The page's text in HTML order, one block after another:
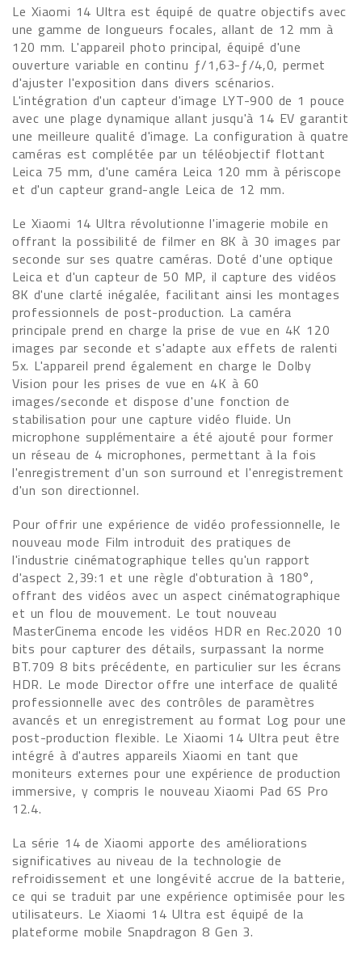
Le Xiaomi 14 Ultra est équipé de quatre objectifs avec
une gamme de longueurs focales, allant de 12 mm à
120 mm. L'appareil photo principal, équipé d'une
ouverture variable en continu ƒ/1,63-ƒ/4,0, permet
d'ajuster l'exposition dans divers scénarios.
L'intégration d'un capteur d'image LYT-900 de 1 pouce
avec une plage dynamique allant jusqu'à 14 EV garantit
une meilleure qualité d'image. La configuration à quatre
caméras est complétée par un téléobjectif flottant
Leica 75 mm, d'une caméra Leica 120 mm à périscope
et d'un capteur grand-angle Leica de 12 mm.
Le Xiaomi 14 Ultra révolutionne l'imagerie mobile en
offrant la possibilité de filmer en 8K à 30 images par
seconde sur ses quatre caméras. Doté d'une optique
Leica et d'un capteur de 50 MP, il capture des vidéos
8K d'une clarté inégalée, facilitant ainsi les montages
professionnels de post-production. La caméra
principale prend en charge la prise de vue en 4K 120
images par seconde et s'adapte aux effets de ralenti
5x. L'appareil prend également en charge le Dolby
Vision pour les prises de vue en 4K à 60
images/seconde et dispose d'une fonction de
stabilisation pour une capture vidéo fluide. Un
microphone supplémentaire a été ajouté pour former
un réseau de 4 microphones, permettant à la fois
l'enregistrement d'un son surround et l'enregistrement
d'un son directionnel.
Pour offrir une expérience de vidéo professionnelle, le
nouveau mode Film introduit des pratiques de
l'industrie cinématographique telles qu'un rapport
d'aspect 2,39:1 et une règle d'obturation à 180°,
offrant des vidéos avec un aspect cinématographique
et un flou de mouvement. Le tout nouveau
MasterCinema encode les vidéos HDR en Rec.2020 10
bits pour capturer des détails, surpassant la norme
BT.709 8 bits précédente, en particulier sur les écrans
HDR. Le mode Director offre une interface de qualité
professionnelle avec des contrôles de paramètres
avancés et un enregistrement au format Log pour une
post-production flexible. Le Xiaomi 14 Ultra peut être
intégré à d'autres appareils Xiaomi en tant que
moniteurs externes pour une expérience de production
immersive, y compris le nouveau Xiaomi Pad 6S Pro
12.4.
La série 14 de Xiaomi apporte des améliorations
significatives au niveau de la technologie de
refroidissement et une longévité accrue de la batterie,
ce qui se traduit par une expérience optimisée pour les
utilisateurs. Le Xiaomi 14 Ultra est équipé de la
plateforme mobile Snapdragon 8 Gen 3.